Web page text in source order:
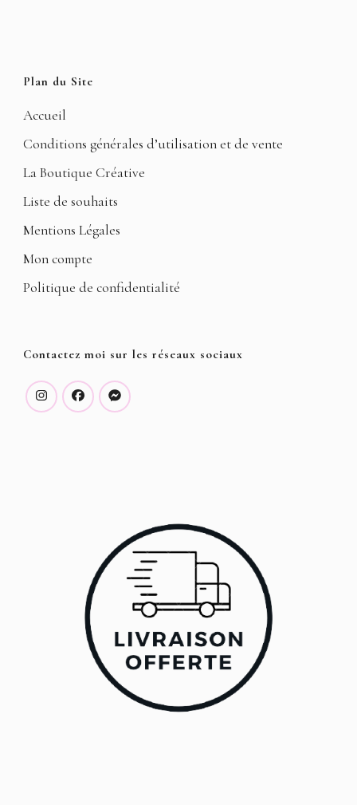
Plan du Site
Accueil
Conditions générales d’utilisation et de vente
La Boutique Créative
Liste de souhaits
Mentions Légales
Mon compte
Politique de confidentialité
Contactez moi sur les réseaux sociaux